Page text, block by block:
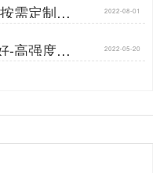
需定制性 2022-08-01
-高强度耐 2022-05-20